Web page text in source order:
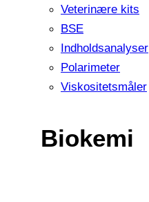
Veterinære kits
BSE
Indholdsanalyser
Polarimeter
Viskositetsmåler
Biokemi